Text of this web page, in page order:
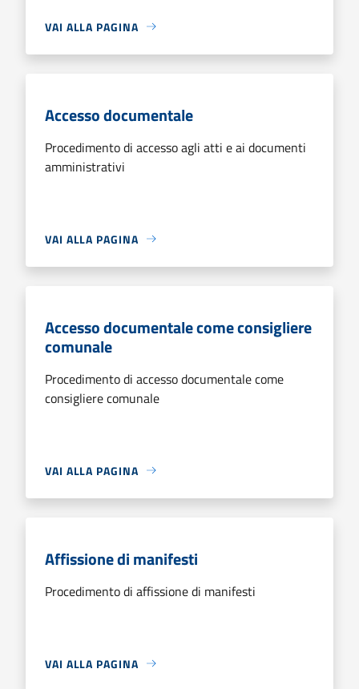
VAI ALLA PAGINA
Accesso documentale
Procedimento di accesso agli atti e ai documenti
amministrativi
VAI ALLA PAGINA
Accesso documentale come consigliere
comunale
Procedimento di accesso documentale come
consigliere comunale
VAI ALLA PAGINA
Affissione di manifesti
Procedimento di affissione di manifesti
VAI ALLA PAGINA